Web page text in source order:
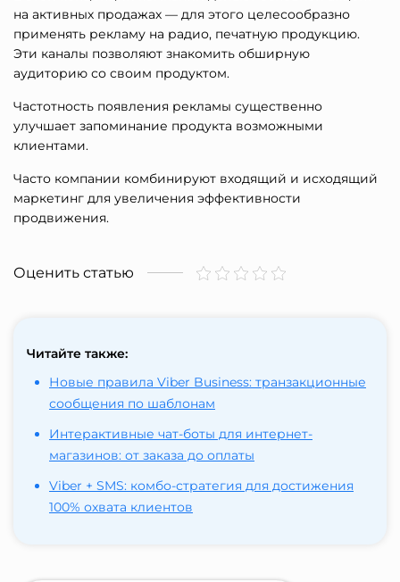
на активных продажах — для этого целесообразно
применять рекламу на радио, печатную продукцию.
Эти каналы позволяют знакомить обширную
аудиторию со своим продуктом.
Частотность появления рекламы существенно
улучшает запоминание продукта возможными
клиентами.
Часто компании комбинируют входящий и исходящий
маркетинг для увеличения эффективности
продвижения.
Оценить статью
Читайте также:
Новые правила Viber Business: транзакционные
сообщения по шаблонам
Интерактивные чат-боты для интернет-
магазинов: от заказа до оплаты
Viber + SMS: комбо-стратегия для достижения
100% охвата клиентов